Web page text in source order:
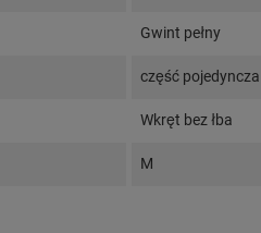
Gwint pełny
część pojedyncza
Wkręt bez łba
M